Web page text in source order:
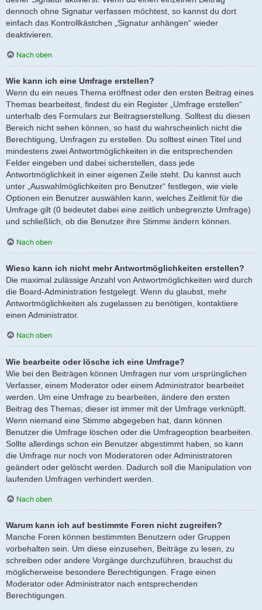
dennoch ohne Signatur verfassen möchtest, so kannst du dort
einfach das Kontrollkästchen „Signatur anhängen“ wieder
deaktivieren.
Nach oben
Wie kann ich eine Umfrage erstellen?
Wenn du ein neues Thema eröffnest oder den ersten Beitrag eines
Themas bearbeitest, findest du ein Register „Umfrage erstellen“
unterhalb des Formulars zur Beitragserstellung. Solltest du diesen
Bereich nicht sehen können, so hast du wahrscheinlich nicht die
Berechtigung, Umfragen zu erstellen. Du solltest einen Titel und
mindestens zwei Antwortmöglichkeiten in die entsprechenden
Felder eingeben und dabei sicherstellen, dass jede
Antwortmöglichkeit in einer eigenen Zeile steht. Du kannst auch
unter „Auswahlmöglichkeiten pro Benutzer“ festlegen, wie viele
Optionen ein Benutzer auswählen kann, welches Zeitlimit für die
Umfrage gilt (0 bedeutet dabei eine zeitlich unbegrenzte Umfrage)
und schließlich, ob die Benutzer ihre Stimme ändern können.
Nach oben
Wieso kann ich nicht mehr Antwortmöglichkeiten erstellen?
Die maximal zulässige Anzahl von Antwortmöglichkeiten wird durch
die Board-Administration festgelegt. Wenn du glaubst, mehr
Antwortmöglichkeiten als zugelassen zu benötigen, kontaktiere
einen Administrator.
Nach oben
Wie bearbeite oder lösche ich eine Umfrage?
Wie bei den Beiträgen können Umfragen nur vom ursprünglichen
Verfasser, einem Moderator oder einem Administrator bearbeitet
werden. Um eine Umfrage zu bearbeiten, ändere den ersten
Beitrag des Themas; dieser ist immer mit der Umfrage verknüpft.
Wenn niemand eine Stimme abgegeben hat, dann können
Benutzer die Umfrage löschen oder die Umfrageoption bearbeiten.
Sollte allerdings schon ein Benutzer abgestimmt haben, so kann
die Umfrage nur noch von Moderatoren oder Administratoren
geändert oder gelöscht werden. Dadurch soll die Manipulation von
laufenden Umfragen verhindert werden.
Nach oben
Warum kann ich auf bestimmte Foren nicht zugreifen?
Manche Foren können bestimmten Benutzern oder Gruppen
vorbehalten sein. Um diese einzusehen, Beiträge zu lesen, zu
schreiben oder andere Vorgänge durchzuführen, brauchst du
möglicherweise besondere Berechtigungen. Frage einen
Moderator oder Administrator nach entsprechenden
Berechtigungen.